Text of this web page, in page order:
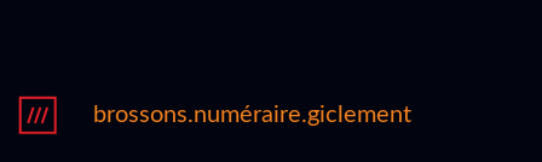
brossons.numéraire.giclement